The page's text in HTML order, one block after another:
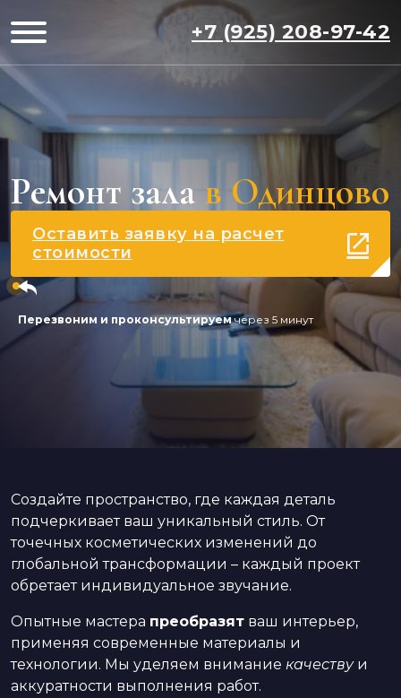
+7 (925) 208-97-42
Ремонт зала в Одинцово
Оставить заявку на расчет
стоимости
Перезвоним и проконсультируемчерез 5 минут
Создайте пространство, где каждая деталь
подчеркивает ваш уникальный стиль. От
точечных косметических изменений до
глобальной трансформации – каждый проект
обретает индивидуальное звучание.
Опытные мастера преобразят ваш интерьер,
применяя современные материалы и
технологии. Мы уделяем внимание качествуи
аккуратности выполнения работ.